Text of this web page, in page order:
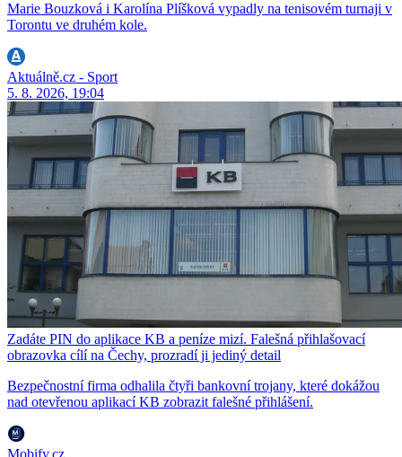
Marie Bouzková i Karolína Plíšková vypadly na tenisovém turnaji v
Torontu ve druhém kole.
Aktuálně.cz - Sport
5. 8. 2026, 19:04
Zadáte PIN do aplikace KB a peníze mizí. Falešná přihlašovací
obrazovka cílí na Čechy, prozradí ji jediný detail
Bezpečnostní firma odhalila čtyři bankovní trojany, které dokážou
nad otevřenou aplikací KB zobrazit falešné přihlášení.